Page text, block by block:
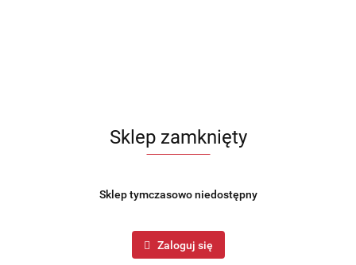
Sklep zamknięty
Sklep tymczasowo niedostępny
Zaloguj się